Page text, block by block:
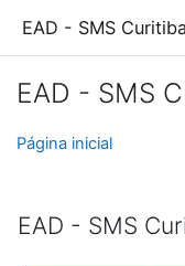
EAD - SMS Curitiba
EAD - SMS
Página inicial
EAD - SMS